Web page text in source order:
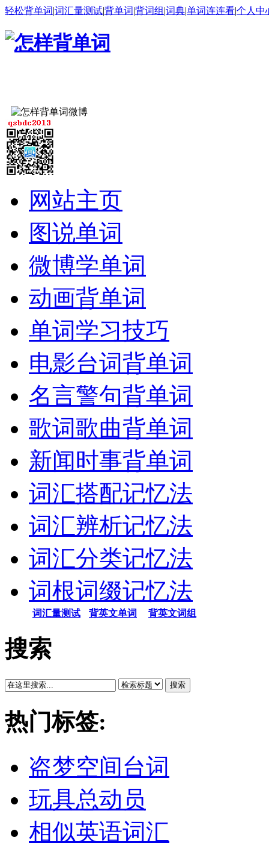
轻松背单词|词汇量测试|背单词|背词组 |词典|单词连连看|个人中
网站主页
图说单词
微博学单词
动画背单词
单词学习技巧
电影台词背单词
名言警句背单词
歌词歌曲背单词
新闻时事背单词
词汇搭配记忆法
词汇辨析记忆法
词汇分类记忆法
词根词缀记忆法
词汇量测试 背英文单词 背英文词组
搜索
搜索
热门标签:
盗梦空间台词
玩具总动员
相似英语词汇